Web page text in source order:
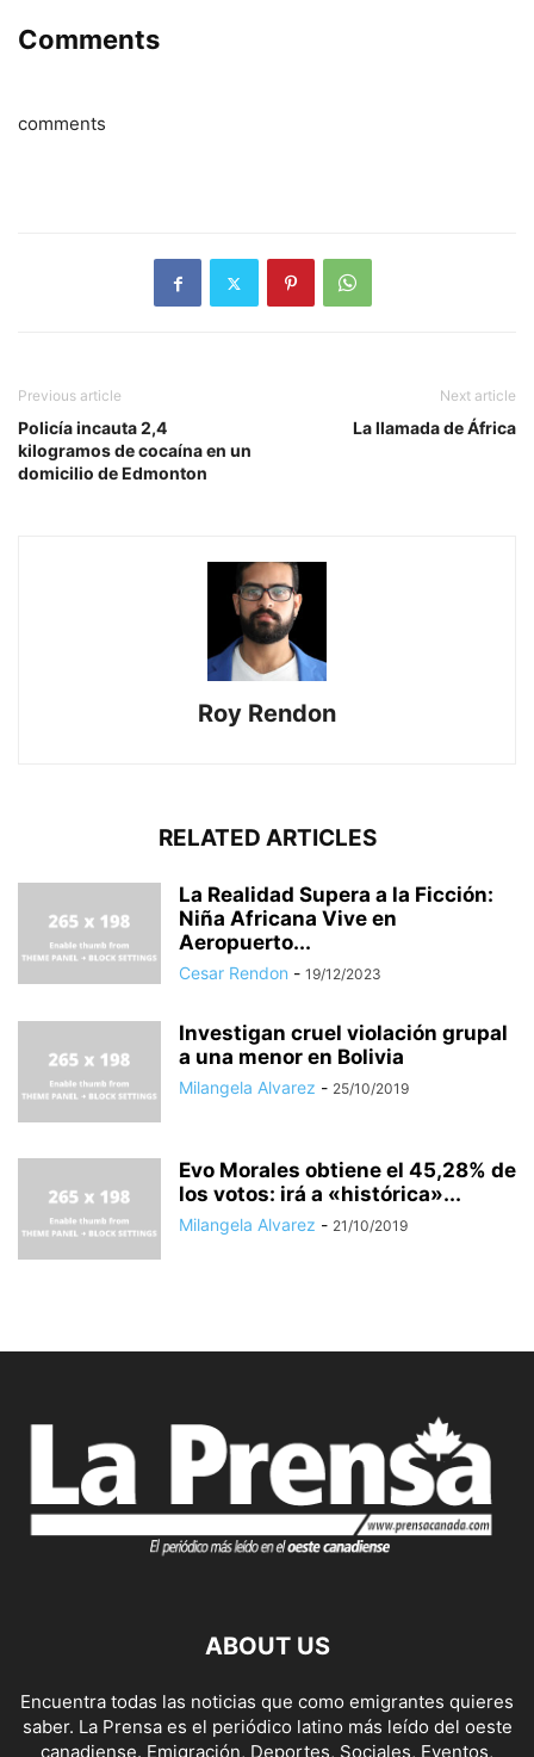
Comments
comments
Previous article
Policía incauta 2,4
kilogramos de cocaína en un
domicilio de Edmonton
Next article
La llamada de África
Roy Rendon
RELATED ARTICLES
La Realidad Supera a la Ficción:
Niña Africana Vive en
Aeropuerto...
Cesar Rendon - 19/12/2023
Investigan cruel violación grupal
a una menor en Bolivia
Milangela Alvarez - 25/10/2019
Evo Morales obtiene el 45,28% de
los votos: irá a «histórica»...
Milangela Alvarez - 21/10/2019
ABOUT US
Encuentra todas las noticias que como emigrantes quieres
saber. La Prensa es el periódico latino más leído del oeste
canadiense. Emigración, Deportes, Sociales, Eventos,